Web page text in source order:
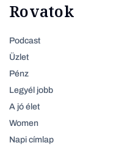
Rovatok
Podcast
Üzlet
Pénz
Legyél jobb
A jó élet
Women
Napi címlap